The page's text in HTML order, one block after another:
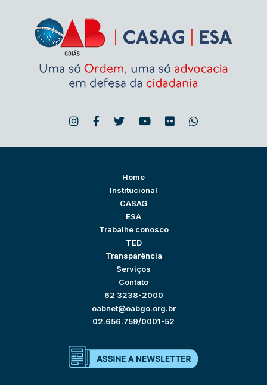
Home
Institucional
CASAG
ESA
Trabalhe conosco
TED
Transparência
Serviços
Contato
62 3238-2000
oabnet@oabgo.org.br
02.656.759/0001-52